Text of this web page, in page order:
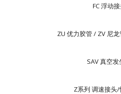
FC 浮动
ZU 优力胶管 / ZV 尼
SAV 真空发
Z系列 调速接头